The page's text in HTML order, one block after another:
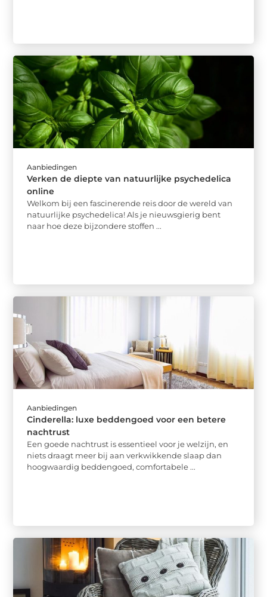
Aanbiedingen
Verken de diepte van natuurlijke psychedelica
online
Welkom bij een fascinerende reis door de wereld van
natuurlijke psychedelica! Als je nieuwsgierig bent
naar hoe deze bijzondere stoffen ...
Aanbiedingen
Cinderella: luxe beddengoed voor een betere
nachtrust
Een goede nachtrust is essentieel voor je welzijn, en
niets draagt meer bij aan verkwikkende slaap dan
hoogwaardig beddengoed, comfortabele ...